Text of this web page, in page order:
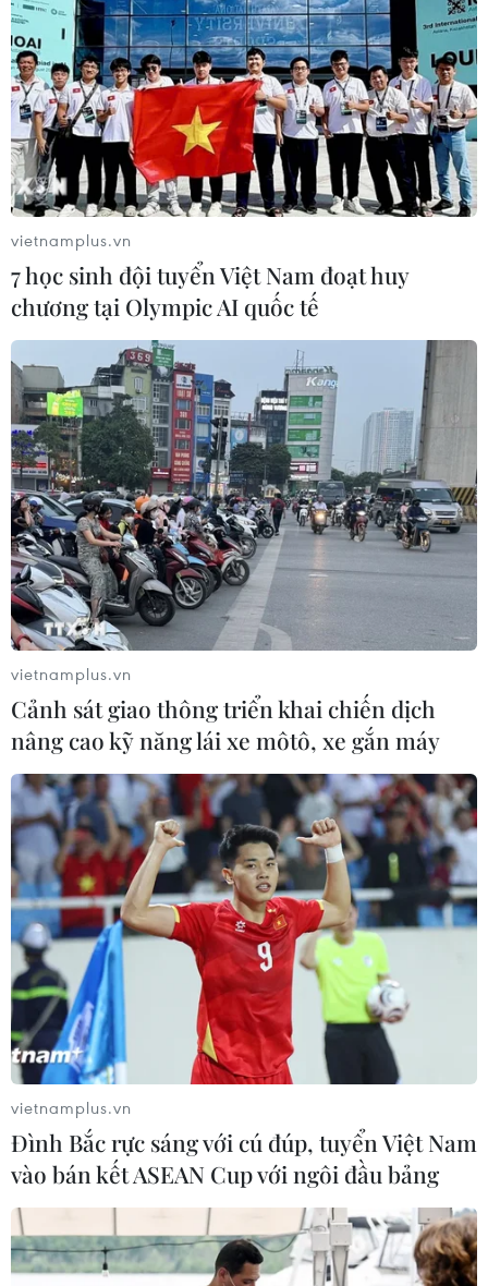
vietnamplus.vn
7 học sinh đội tuyển Việt Nam đoạt huy
chương tại Olympic AI quốc tế
vietnamplus.vn
Cảnh sát giao thông triển khai chiến dịch
nâng cao kỹ năng lái xe môtô, xe gắn máy
vietnamplus.vn
Đình Bắc rực sáng với cú đúp, tuyển Việt Nam
vào bán kết ASEAN Cup với ngôi đầu bảng